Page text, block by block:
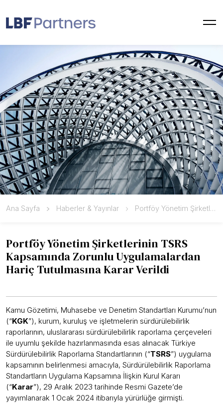
Ana Sayfa Haberler & Yayınlar Portföy Yönetim Şirketlerinin TSRS Kapsamında Zorunlu Uygulamalardan Hariç Tutulmasına Karar Verildi
Portföy Yönetim Şirketlerinin TSRS
Kapsamında Zorunlu Uygulamalardan
Hariç Tutulmasına Karar Verildi
Kamu Gözetimi, Muhasebe ve Denetim Standartları Kurumu’nun
(“KGK”), kurum, kuruluş ve işletmelerin sürdürülebilirlik
raporlarının, uluslararası sürdürülebilirlik raporlama çerçeveleri
ile uyumlu şekilde hazırlanmasında esas alınacak Türkiye
Sürdürülebilirlik Raporlama Standartlarının (“TSRS”) uygulama
kapsamının belirlenmesi amacıyla, Sürdürülebilirlik Raporlama
Standartların Uygulama Kapsamına İlişkin Kurul Kararı
(“Karar”), 29 Aralık 2023 tarihinde Resmi Gazete’de
yayımlanarak 1 Ocak 2024 itibarıyla yürürlüğe girmişti.